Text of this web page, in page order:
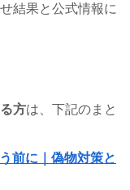
結果と公式情報に
方は、下記のまと
前に｜偽物対策と